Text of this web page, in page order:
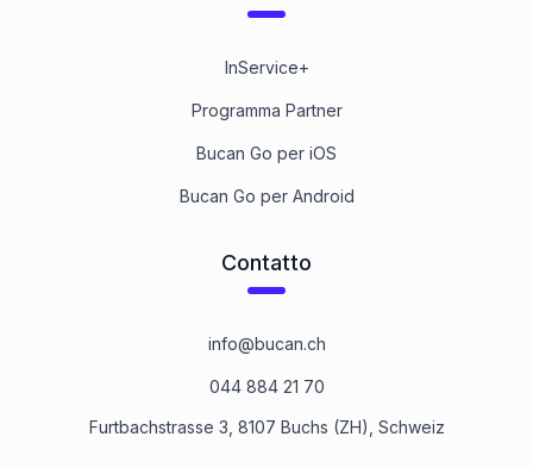
InService+
Programma Partner
Bucan Go per iOS
Bucan Go per Android
Contatto
info@bucan.ch
044 884 21 70
Furtbachstrasse 3, 8107 Buchs (ZH), Schweiz